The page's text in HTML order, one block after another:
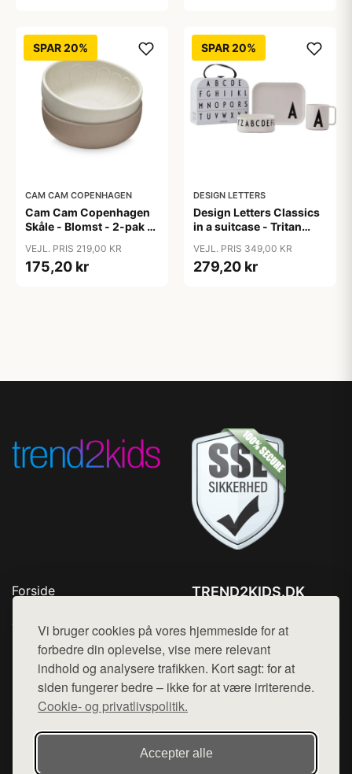
Vi bruger cookies på vores hjemmeside for at
forbedre din oplevelse, vise mere relevant
indhold og analysere trafikken. Kort sagt: for at
siden fungerer bedre – ikke for at være irriterende.
Cookie- og privatlivspolitik.
Accepter alle
SPAR 20%
CAM CAM COPENHAGEN
Cam Cam Copenhagen
Skåle - Blomst - 2-pak -
VEJL. PRIS 219,00 KR
175,20 kr
SPAR 20%
DESIGN LETTERS
Design Letters Classics
in a suitcase - Tritan
VEJL. PRIS 349,00 KR
279,20 kr
Forside
Top Rabatter
Blog
Kontakt
TREND2KIDS.DK
Mail: hej@want.dk
Cookie- og privatlivspolitik
Denne side er en del af want.dk, der udgiver en række
hjemmesider med præsentation af forskellige produkter fra